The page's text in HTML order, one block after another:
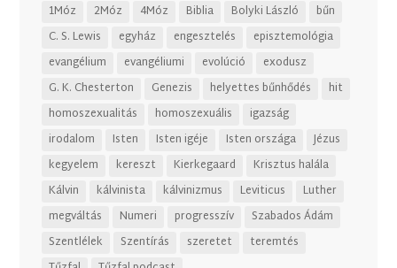
1Móz 2Móz 4Móz Biblia Bolyki László
bűn
C. S. Lewis
egyház engesztelés
episztemológia
evangélium
evangéliumi evolúció
exodusz
G. K. Chesterton
Genezis helyettes bűnhődés
hit
homoszexualitás
homoszexuális
igazság
irodalom
Isten Isten igéje Isten országa
Jézus
kegyelem
kereszt Kierkegaard
Krisztus halála
Kálvin
kálvinista kálvinizmus Leviticus
Luther
megváltás
Numeri progresszív
Szabados Ádám
Szentlélek
Szentírás szeretet
teremtés